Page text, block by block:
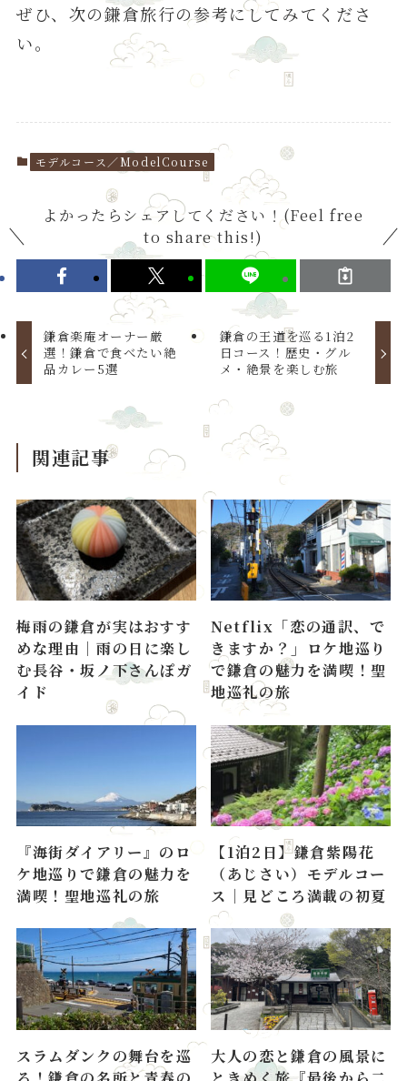
ぜひ、次の鎌倉旅行の参考にしてみてくださ
い。
モデルコース／ModelCourse
よかったらシェアしてください！(Feel free
to share this!)
鎌倉楽庵オーナー厳
選！鎌倉で食べたい絶
品カレー5選
鎌倉の王道を巡る1泊2
日コース！歴史・グル
メ・絶景を楽しむ旅
関連記事
梅雨の鎌倉が実はおすす
めな理由｜雨の日に楽し
む長谷・坂ノ下さんぽガ
イド
Netflix「恋の通訳、で
きますか？」ロケ地巡り
で鎌倉の魅力を満喫！聖
地巡礼の旅
『海街ダイアリー』のロ
ケ地巡りで鎌倉の魅力を
満喫！聖地巡礼の旅
【1泊2日】鎌倉紫陽花
（あじさい）モデルコー
ス｜見どころ満載の初夏
スラムダンクの舞台を巡
大人の恋と鎌倉の風景に